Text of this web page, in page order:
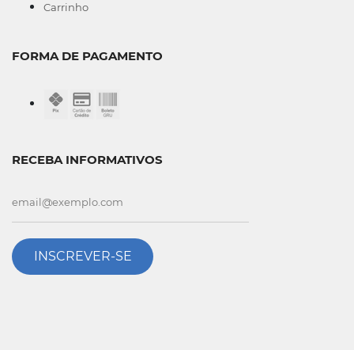
Carrinho
FORMA DE PAGAMENTO
RECEBA INFORMATIVOS
INSCREVER-SE